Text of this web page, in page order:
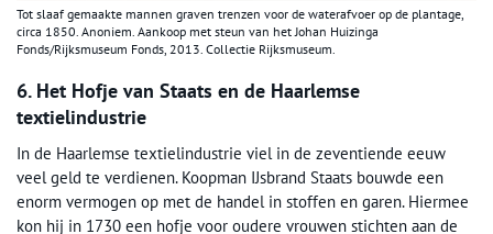
Tot slaaf gemaakte mannen graven trenzen voor de waterafvoer op de plantage,
circa 1850. Anoniem. Aankoop met steun van het Johan Huizinga
Fonds/Rijksmuseum Fonds, 2013. Collectie Rijksmuseum.
6. Het Hofje van Staats en de Haarlemse
textielindustrie
In de Haarlemse textielindustrie viel in de zeventiende eeuw
veel geld te verdienen. Koopman IJsbrand Staats bouwde een
enorm vermogen op met de handel in stoffen en garen. Hiermee
kon hij in 1730 een hofje voor oudere vrouwen stichten aan de